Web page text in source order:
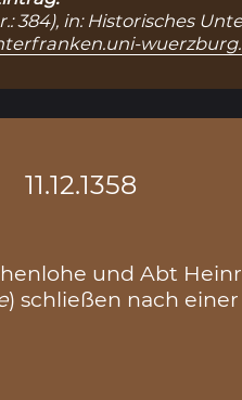
384), in: Historisches
11.12.1358
und Abt
) schließen nach